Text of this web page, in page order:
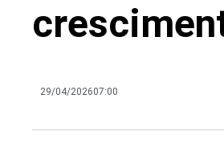
29/04/202607:00